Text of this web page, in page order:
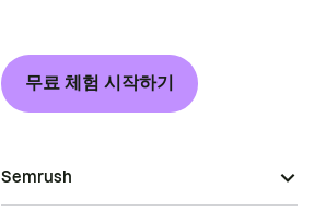
무료 체험 시작하기
Semrush